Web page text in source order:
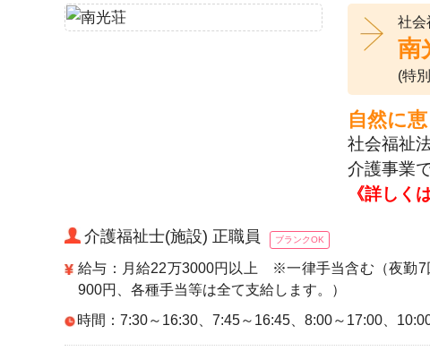
社
南
(特
自然に
社会福祉
介護事業
《詳しく
介護福祉士(施設) 正職員 ブランクOK
給与：月給22万3000円以上 ※一律手当含む（夜勤
900円、各種手当等は全て支給します。）
時間：7:30～16:30、7:45～16:45、8:00～17:00、